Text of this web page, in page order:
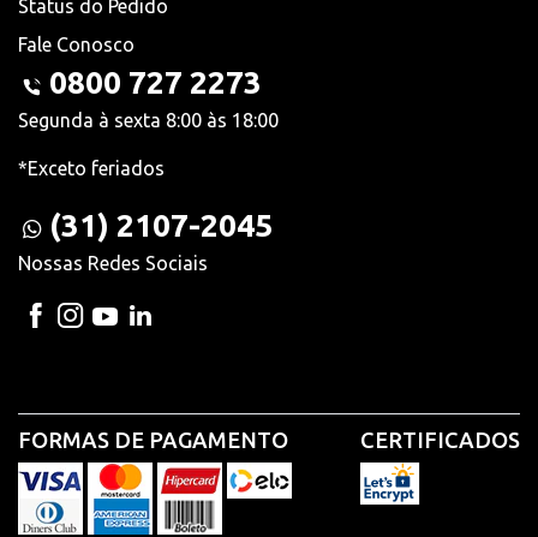
Status do Pedido
Fale Conosco
0800 727 2273
Segunda à sexta 8:00 às 18:00
*Exceto feriados
(31) 2107-2045
Nossas Redes Sociais
FORMAS DE PAGAMENTO CERTIFICADOS